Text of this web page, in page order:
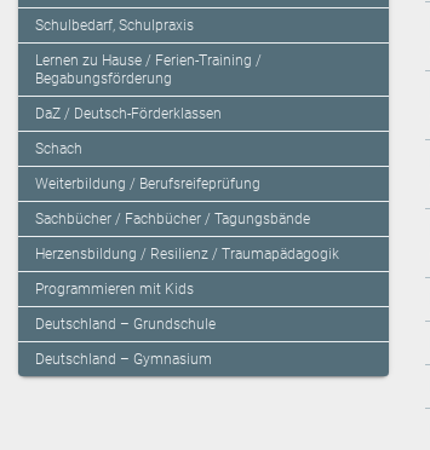
Schulbedarf, Schulpraxis
Lernen zu Hause / Ferien-Training /
Begabungsförderung
DaZ / Deutsch-Förderklassen
Schach
Weiterbildung / Berufsreifeprüfung
Sachbücher / Fachbücher / Tagungsbände
Herzensbildung / Resilienz / Traumapädagogik
Programmieren mit Kids
Deutschland – Grundschule
Deutschland – Gymnasium